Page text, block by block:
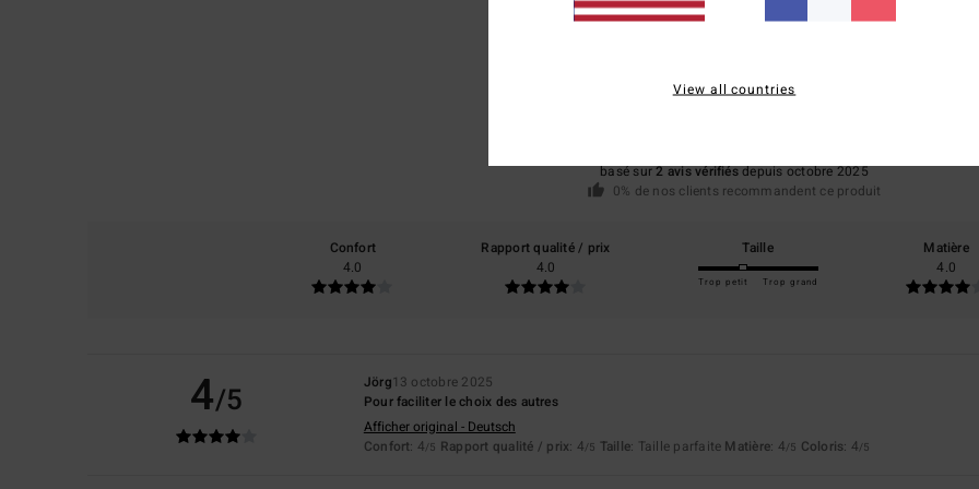
4.0/5
basé sur2 avis vérifiésdepuis octobre 2025
0% de nos clients recommandent ce produit
Confort
4.0
Rapport qualité / prix
4.0
Taille
Trop petit Trop grand
Matière
4.0
4/5 Jörg13 octobre 2025
Pour faciliter le choix des autres
Afficher original - Deutsch
Confort: 4/5 Rapport qualité / prix: 4/5 Taille: Taille parfaite Matière: 4/5 Coloris: 4/5
View all countries